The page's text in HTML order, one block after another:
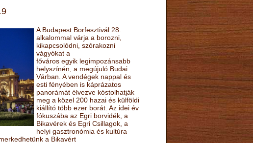
A Budapest Borfesztivál 28.
alkalommal várja a borozni,
kikapcsolódni, szórakozni
vágyókat a
főváros egyik legimpozánsabb
helyszínén, a megújuló Budai
Várban. A vendégek nappal és
esti fényében is káprázatos
panorámát élvezve kóstolhatják
meg a közel 200 hazai és külföldi
kiállító több ezer borát. Az idei év
fókuszába az Egri borvidék, a
Bikavérek és Egri Csillagok, a
helyi gasztronómia és kultúra
a Bikavért